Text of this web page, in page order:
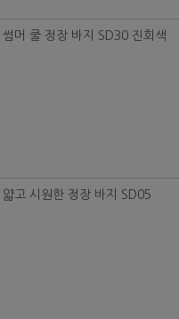
머 쿨 정장 바지 SD30 진회색
고 시원한 정장 바지 SD05